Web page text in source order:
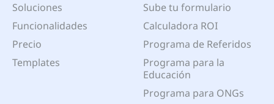
Soluciones
Funcionalidades
Precio
Templates
Sube tu formulario
Calculadora ROI
Programa de Referidos
Programa para la
Educación
Programa para ONGs